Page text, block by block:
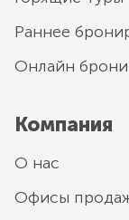
Раннее
Онлайн
Компания
О нас
Офисы